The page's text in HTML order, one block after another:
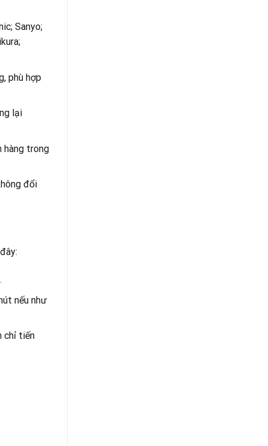
Sanyo;
phù hợp
lại
hàng trong
đổi
nếu như
chỉ tiến